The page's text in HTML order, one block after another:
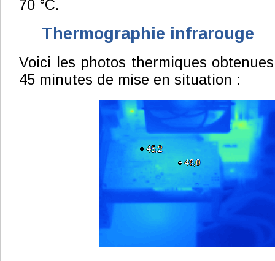
70 °C.
Thermographie infrarouge
Voici les photos thermiques
45 minutes de mise en situation :